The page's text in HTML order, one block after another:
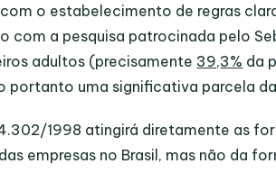
o estabelecimento de regras
com a pesquisa patrocinada pelo
adultos (precisamente 39,3% da
portanto uma significativa parcela
4.302/1998 atingirá diretamente as
empresas no Brasil, mas não da